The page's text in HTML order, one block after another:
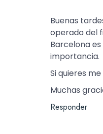
Buenas
operado del
Barcelona
importancia.
Si quieres
Muchas
Responder